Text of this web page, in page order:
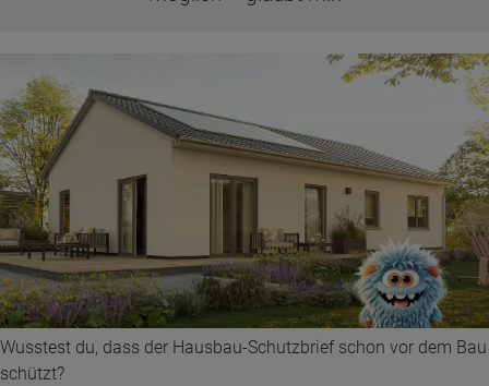
Wusstest du, dass der Hausbau-Schutzbrief schon vor dem Bau
schützt?